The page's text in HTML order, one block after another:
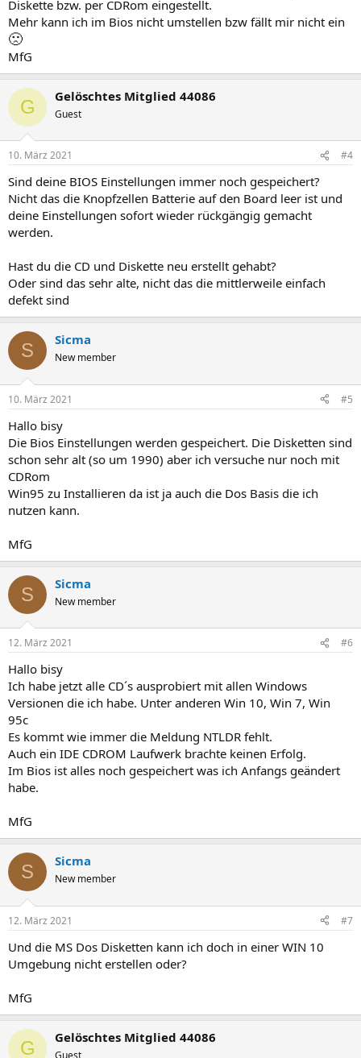
Diskette bzw. per CDRom eingestellt.
Mehr kann ich im Bios nicht umstellen bzw fällt mir nicht ein
🙁
MfG
G Gelöschtes Mitglied 44086
Guest
10. März 2021 #4
Sind deine BIOS Einstellungen immer noch gespeichert?
Nicht das die Knopfzellen Batterie auf den Board leer ist und
deine Einstellungen sofort wieder rückgängig gemacht
werden.
Hast du die CD und Diskette neu erstellt gehabt?
Oder sind das sehr alte, nicht das die mittlerweile einfach
defekt sind
S Sicma
New member
10. März 2021 #5
Hallo bisy
Die Bios Einstellungen werden gespeichert. Die Disketten sind
schon sehr alt (so um 1990) aber ich versuche nur noch mit
CDRom
Win95 zu Installieren da ist ja auch die Dos Basis die ich
nutzen kann.
MfG
S Sicma
New member
12. März 2021 #6
Hallo bisy
Ich habe jetzt alle CD´s ausprobiert mit allen Windows
Versionen die ich habe. Unter anderen Win 10, Win 7, Win
95c
Es kommt wie immer die Meldung NTLDR fehlt.
Auch ein IDE CDROM Laufwerk brachte keinen Erfolg.
Im Bios ist alles noch gespeichert was ich Anfangs geändert
habe.
MfG
S Sicma
New member
12. März 2021 #7
Und die MS Dos Disketten kann ich doch in einer WIN 10
Umgebung nicht erstellen oder?
MfG
G Gelöschtes Mitglied 44086
Guest